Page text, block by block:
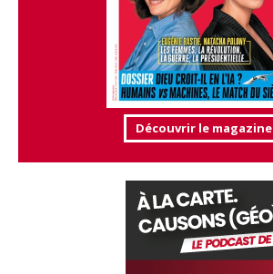
Découvrir le magazine